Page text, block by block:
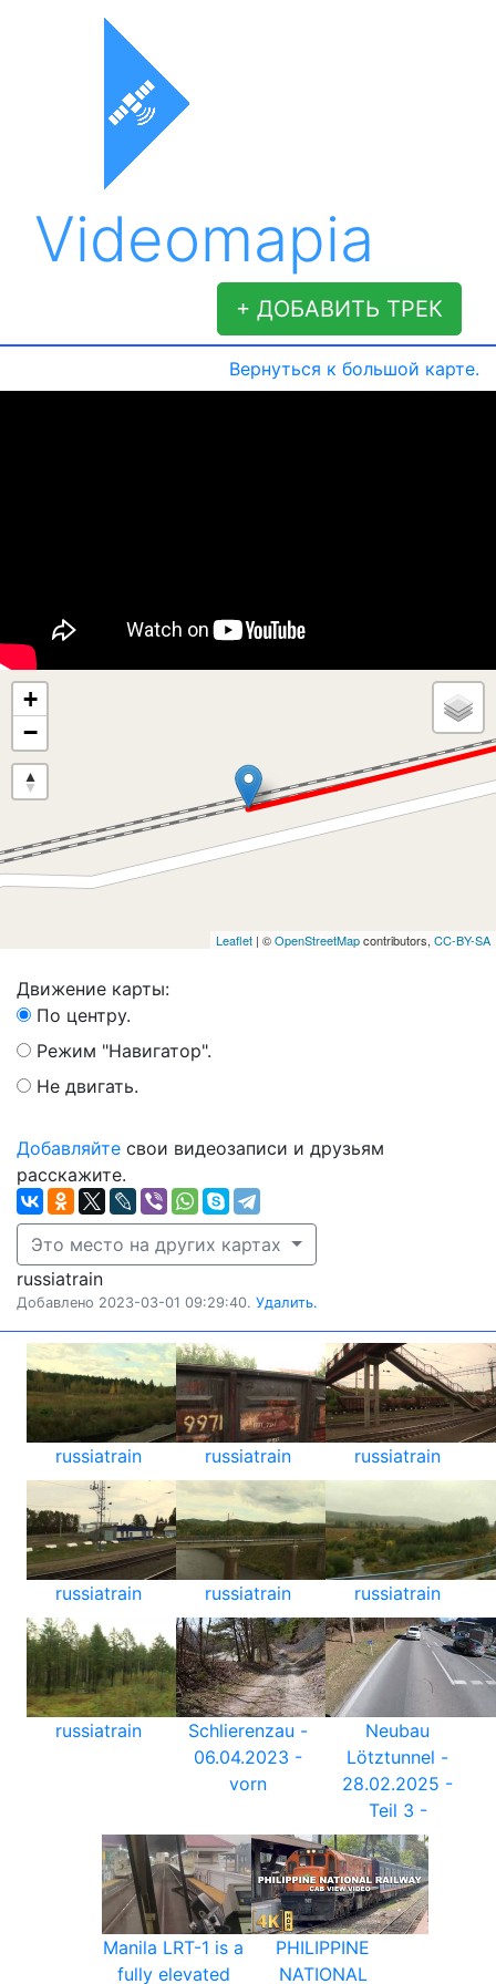
Videomapia
+ ДОБАВИТЬ ТРЕК
Вернуться к большой карте.
+
−
Leaflet | ©OpenStreetMapcontributors, CC-BY-SA
Движение карты:
По центру.
Режим "Навигатор".
Не двигать.
Добавляйте свои видеозаписи и друзьям
расскажите.
Это место на других картах
russiatrain
Добавлено 2023-03-01 09:29:40. Удалить.
russiatrain russiatrain russiatrain
russiatrain russiatrain russiatrain
russiatrain
Schlierenzau -
06.04.2023 -
vorn
Neubau
Lötztunnel -
28.02.2025 -
Teil 3 -
Manila LRT-1 is a
fully elevated
PHILIPPINE
NATIONAL